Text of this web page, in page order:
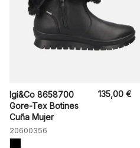
Igi&Co 8658700
Gore-Tex Botines
Cuña Mujer
20600356
135,00 €